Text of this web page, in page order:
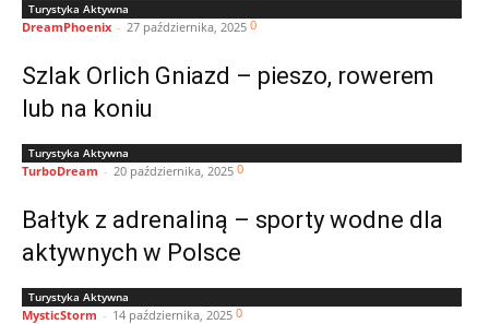
Turystyka Aktywna
DreamPhoenix - 27 października, 2025 0
Szlak Orlich Gniazd – pieszo, rowerem
lub na koniu
Turystyka Aktywna
TurboDream - 20 października, 2025 0
Bałtyk z adrenaliną – sporty wodne dla
aktywnych w Polsce
Turystyka Aktywna
MysticStorm - 14 października, 2025 0